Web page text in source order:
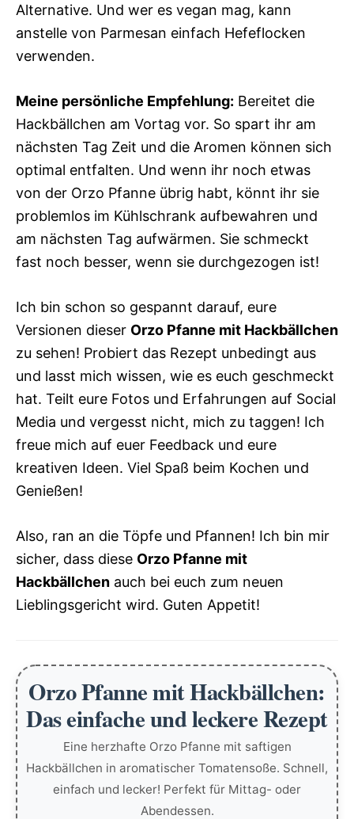
Alternative. Und wer es vegan mag, kann
anstelle von Parmesan einfach Hefeflocken
verwenden.
Meine persönliche Empfehlung: Bereitet die
Hackbällchen am Vortag vor. So spart ihr am
nächsten Tag Zeit und die Aromen können sich
optimal entfalten. Und wenn ihr noch etwas
von der Orzo Pfanne übrig habt, könnt ihr sie
problemlos im Kühlschrank aufbewahren und
am nächsten Tag aufwärmen. Sie schmeckt
fast noch besser, wenn sie durchgezogen ist!
Ich bin schon so gespannt darauf, eure
Versionen dieser Orzo Pfanne mit Hackbällchen
zu sehen! Probiert das Rezept unbedingt aus
und lasst mich wissen, wie es euch geschmeckt
hat. Teilt eure Fotos und Erfahrungen auf Social
Media und vergesst nicht, mich zu taggen! Ich
freue mich auf euer Feedback und eure
kreativen Ideen. Viel Spaß beim Kochen und
Genießen!
Also, ran an die Töpfe und Pfannen! Ich bin mir
sicher, dass diese Orzo Pfanne mit
Hackbällchen auch bei euch zum neuen
Lieblingsgericht wird. Guten Appetit!
Orzo Pfanne mit Hackbällchen:
Das einfache und leckere Rezept
Eine herzhafte Orzo Pfanne mit saftigen
Hackbällchen in aromatischer Tomatensoße. Schnell,
einfach und lecker! Perfekt für Mittag- oder
Abendessen.